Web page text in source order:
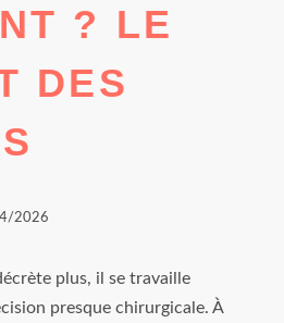
? LE
DES
2026
plus, il se travaille
presque chirurgicale. À